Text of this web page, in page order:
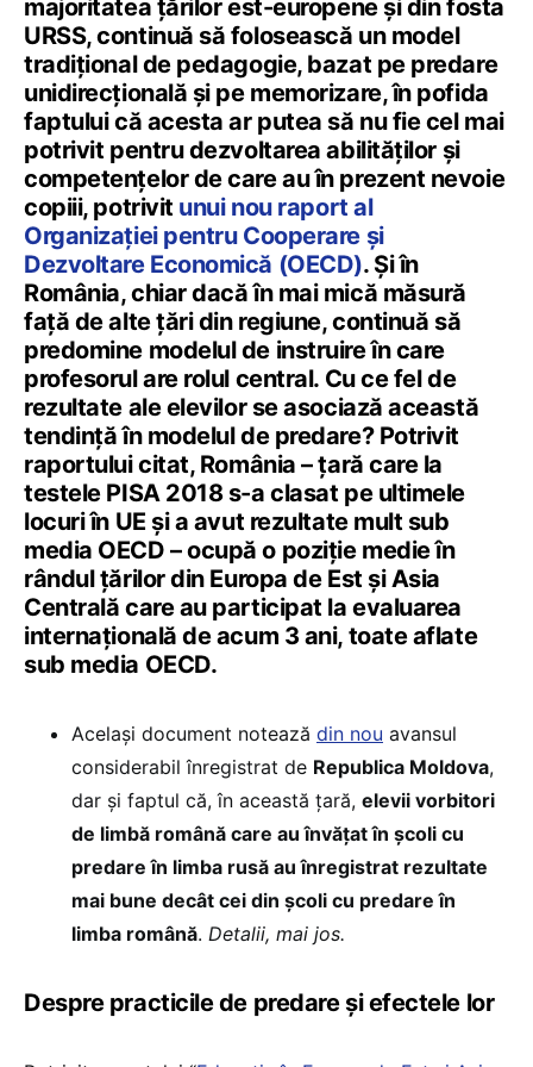
majoritatea țărilor est-europene și din fosta
URSS, continuă să folosească un model
tradițional de pedagogie, bazat pe predare
unidirecțională și pe memorizare, în pofida
faptului că acesta ar putea să nu fie cel mai
potrivit pentru dezvoltarea abilităților și
competențelor de care au în prezent nevoie
copiii, potrivit unui nou raport al
Organizației pentru Cooperare și
Dezvoltare Economică (OECD). Și în
România, chiar dacă în mai mică măsură
față de alte țări din regiune, continuă să
predomine modelul de instruire în care
profesorul are rolul central. Cu ce fel de
rezultate ale elevilor se asociază această
tendință în modelul de predare? Potrivit
raportului citat, România – țară care la
testele PISA 2018 s-a clasat pe ultimele
locuri în UE și a avut rezultate mult sub
media OECD – ocupă o poziție medie în
rândul țărilor din Europa de Est și Asia
Centrală care au participat la evaluarea
internațională de acum 3 ani, toate aflate
sub media OECD.
Același document notează din nou avansul
considerabil înregistrat de Republica Moldova,
dar și faptul că, în această țară, elevii vorbitori
de limbă română care au învățat în școli cu
predare în limba rusă au înregistrat rezultate
mai bune decât cei din școli cu predare în
limba română. Detalii, mai jos.
Despre practicile de predare și efectele lor